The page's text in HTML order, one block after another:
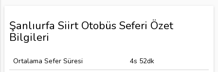
Şanlıurfa Siirt Otobüs Seferi Özet
Bilgileri
Ortalama Sefer Süresi
4s 52dk